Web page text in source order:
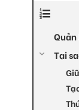
Tại